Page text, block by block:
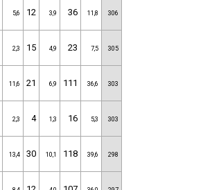
5,6 12 3,9 36 11,8 306
2,3 15 4,9 23 7,5 305
11,6 21 6,9 111 36,6 303
2,3 4 1,3 16 5,3 303
13,4 30 10,1 118 39,6 298